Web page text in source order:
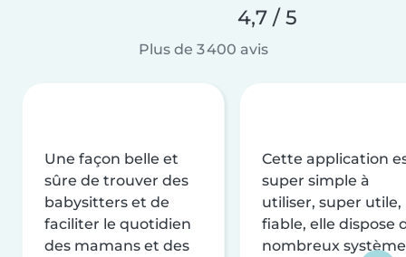
4,7 / 5
Plus de 3 400 avis
Une façon belle et
sûre de trouver des
babysitters et de
faciliter le quotidien
des mamans et des
Cette application
super simple à
utiliser, super utile,
fiable, elle dispose
nombreux